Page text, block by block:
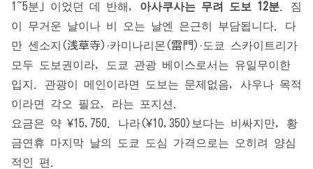
1~5분」이었던 데 반해, 아사쿠사는 무려 도보 12분 . 짐
이 무거운 날이나 비 오는 날엔 은근히 부담됩니다. 다
만 센소지(浅草寺)·카미나리몬(雷門)·도쿄 스카이트리가
모두 도보권이라, 도쿄 관광 베이스로서는 유일무이한
입지. 관광이 메인이라면 도보는 문제없음, 사우나 목적
이라면 각오 필요, 라는 포지션.
요금은 약 ¥15,750. 나라(¥10,350)보다는 비싸지만, 황
금연휴 마지막 날의 도쿄 도심 가격으로는 오히려 양심
적인 편.